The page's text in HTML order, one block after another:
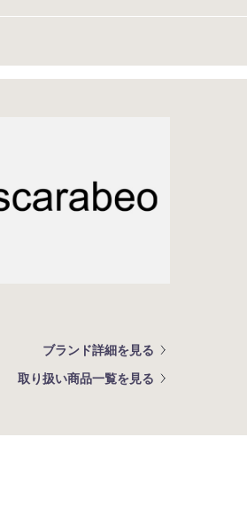
ブランド詳細を見る
取り扱い商品一覧を見る